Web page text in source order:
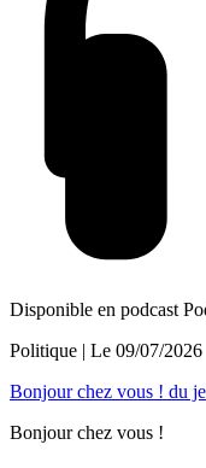
Disponible en podcast
Politique | Le 09/07/2026
Bonjour chez vous ! du
Bonjour chez vous !